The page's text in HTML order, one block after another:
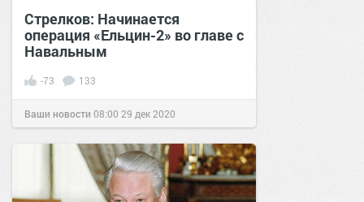
Стрелков: Начинается
операция «Ельцин-2» во главе с
Навальным
-73 133
Ваши новости 08:00 29 дек 2020